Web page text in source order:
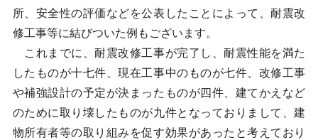
所、安全性の評価などを公表したことによって、耐震改
修工事等に結びついた例もございます。
これまでに、耐震改修工事が完了し、耐震性能を満た
したものが十七件、現在工事中のものが七件、改修工事
や補強設計の予定が決まったものが四件、建てかえなど
のために取り壊したものが九件となっておりまして、建
物所有者等の取り組みを促す効果があったと考えており